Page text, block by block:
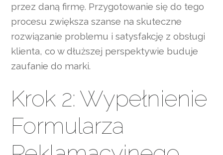
przez daną firmę. Przygotowanie się do tego
procesu zwiększa szanse na skuteczne
rozwiązanie problemu i satysfakcję z obsługi
klienta, co w dłuższej perspektywie buduje
zaufanie do marki.
Krok 2: Wypełnienie
Formularza